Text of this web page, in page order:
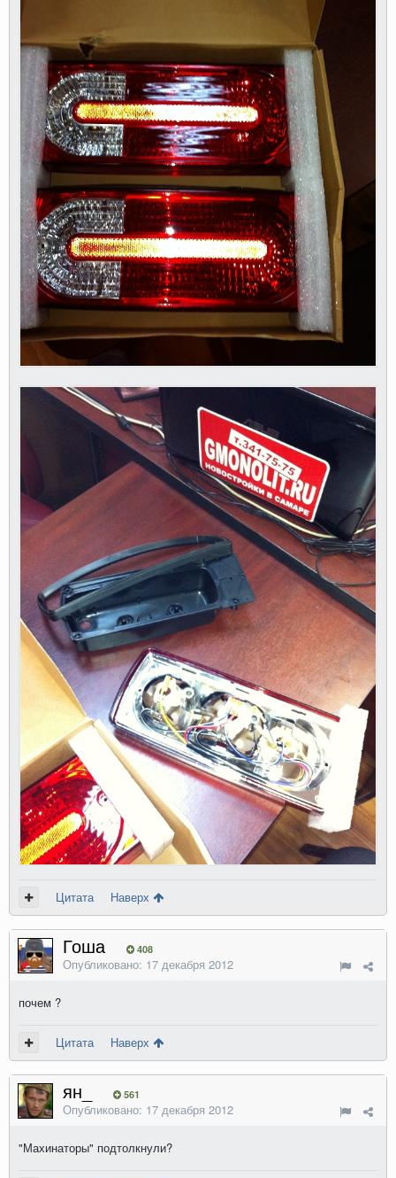
Цитата Наверх
Гоша 408
Опубликовано: 17 декабря 2012
почем ?
Цитата Наверх
ян_ 561
Опубликовано: 17 декабря 2012
"Махинаторы" подтолкнули?